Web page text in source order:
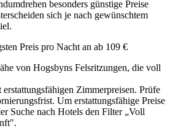
besonders günstige Preise
sich je nach gewünschtem
Preis pro Nacht an ab 109 €
von Hogsbyns Felsritzungen, die voll
Zimmerpreisen. Prüfe
Um erstattungsfähige Preise
Suche nach Hotels den Filter „Voll